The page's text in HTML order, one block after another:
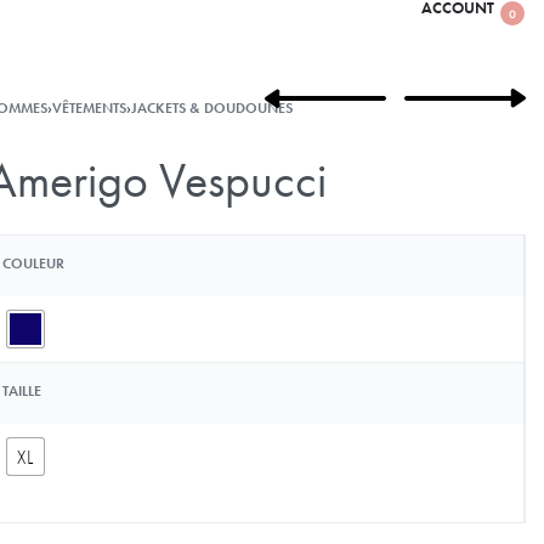
ACCOUNT 0
›VÊTEMENTS›JACKETS & DOUDOUNES
Vespucci
COULEUR
TAILLE
XL